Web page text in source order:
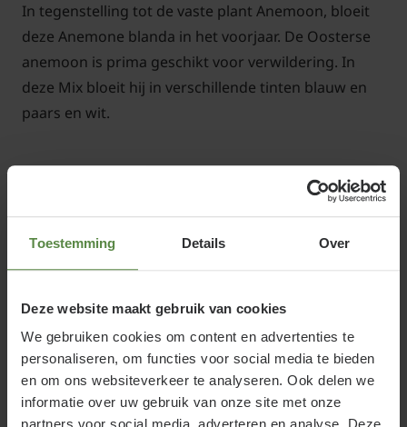
Toestemming Details Over
Deze website maakt gebruik van cookies
We gebruiken cookies om content en advertenties te
personaliseren, om functies voor social media te bieden
en om ons websiteverkeer te analyseren. Ook delen we
informatie over uw gebruik van onze site met onze
In tegenstelling tot de vaste plant Anemoon, bloeit
deze Anemone blanda in het voorjaar. De Oosterse
anemoon is prima geschikt voor verwildering. In
deze Mix bloeit hij in verschillende tinten blauw en
paars en wit.
Standplaats Anemone blanda Mix
in niet al te natte kleigrond. De Oosterse anemoon
groeit ook onder loofbomen in een voedingsrijke
grond en zal, als hij eenmaal aangeslagen is, ook
daar gaan verwilderen.